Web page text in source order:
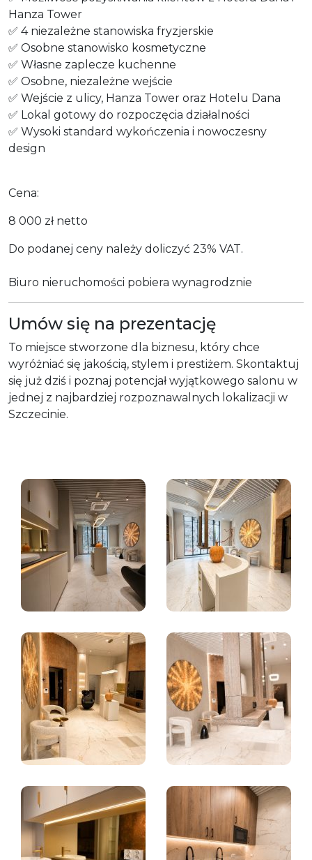
Hanza Tower
✅ 4 niezależne stanowiska fryzjerskie
✅ Osobne stanowisko kosmetyczne
✅ Własne zaplecze kuchenne
✅ Osobne, niezależne wejście
✅ Wejście z ulicy, Hanza Tower oraz Hotelu Dana
✅ Lokal gotowy do rozpoczęcia działalności
✅ Wysoki standard wykończenia i nowoczesny
design
Cena:
8 000 zł netto
Do podanej ceny należy doliczyć 23% VAT.
Biuro nieruchomości pobiera wynagrodznie
Umów się na prezentację
To miejsce stworzone dla biznesu, który chce
wyróżniać się jakością, stylem i prestiżem. Skontaktuj
się już dziś i poznaj potencjał wyjątkowego salonu w
jednej z najbardziej rozpoznawalnych lokalizacji w
Szczecinie.